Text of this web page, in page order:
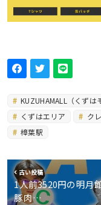
KUZUHAMALL（くずは
くずはエリア
ク
樟葉駅
古い投稿
1人前3520円の明月
豚肉…